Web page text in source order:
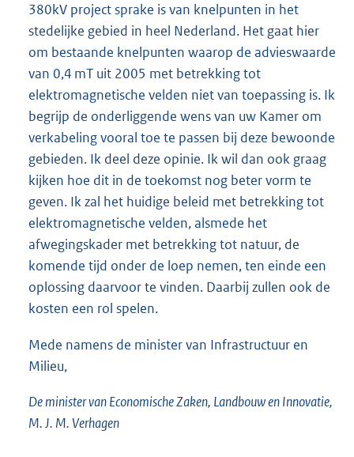
380kV project sprake is van knelpunten in het
stedelijke gebied in heel Nederland. Het gaat hier
om bestaande knelpunten waarop de advieswaarde
van 0,4 mT uit 2005 met betrekking tot
elektromagnetische velden niet van toepassing is. Ik
begrijp de onderliggende wens van uw Kamer om
verkabeling vooral toe te passen bij deze bewoonde
gebieden. Ik deel deze opinie. Ik wil dan ook graag
kijken hoe dit in de toekomst nog beter vorm te
geven. Ik zal het huidige beleid met betrekking tot
elektromagnetische velden, alsmede het
afwegingskader met betrekking tot natuur, de
komende tijd onder de loep nemen, ten einde een
oplossing daarvoor te vinden. Daarbij zullen ook de
kosten een rol spelen.
Mede namens de minister van Infrastructuur en
Milieu,
De minister van Economische Zaken, Landbouw en Innovatie,
M. J. M. Verhagen